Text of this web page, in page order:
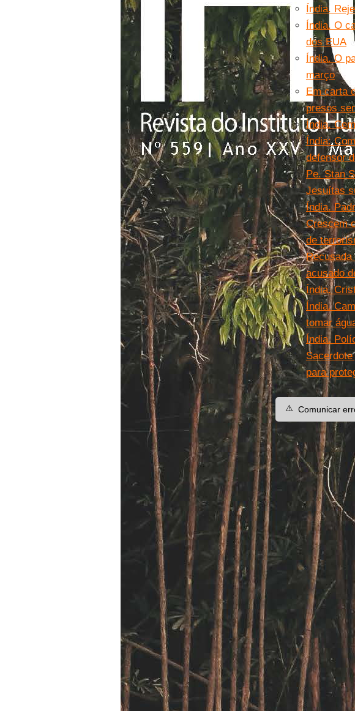
Índia.
Índia. O
dos EUA
Índia. O
março
Em carta
presos
Índia.
Índia:
defensor
Pe. Stan
Jesuítas
Índia.
Crescem
de
acusado
Índia.
Índia.
tomar
Índia.
para
⚠️ Comunicar